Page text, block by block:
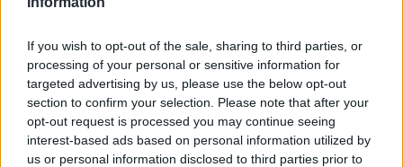
If you wish to opt-out of the sale, sharing to third parties, or
processing of your personal or sensitive information for
targeted advertising by us, please use the below opt-out
section to confirm your selection. Please note that after your
opt-out request is processed you may continue seeing
interest-based ads based on personal information utilized by
us or personal information disclosed to third parties prior to